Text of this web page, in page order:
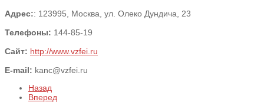
Адрес:: 123995, Москва, ул. Олеко Дундича, 23
Телефоны: 144-85-19
Сайт: http://www.vzfei.ru
E-mail: kanc@vzfei.ru
Назад
Вперед